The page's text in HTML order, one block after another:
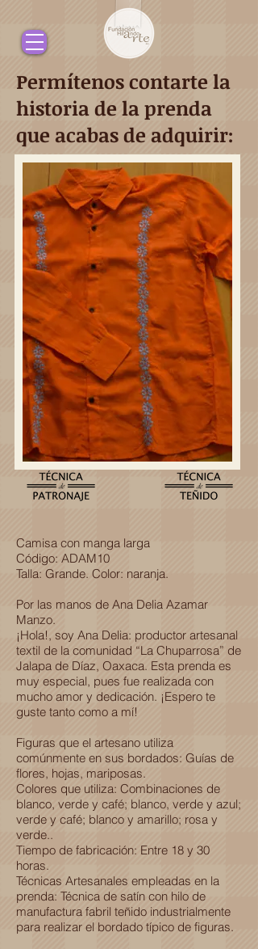
Permítenos contarte la
historia de la prenda
que acabas de adquirir:
Camisa con manga larga
Código: ADAM10
Talla: Grande. Color: naranja.
Por las manos de Ana Delia Azamar
Manzo.
¡Hola!, soy Ana Delia: productor artesanal
textil de la comunidad “La Chuparrosa” de
Jalapa de Díaz, Oaxaca. Esta prenda es
muy especial, pues fue realizada con
mucho amor y dedicación. ¡Espero te
guste tanto como a mí!
Figuras que el artesano utiliza
comúnmente en sus bordados: Guías de
flores, hojas, mariposas.
Colores que utiliza: Combinaciones de
blanco, verde y café; blanco, verde y azul;
verde y café; blanco y amarillo; rosa y
verde..
Tiempo de fabricación: Entre 18 y 30
horas.
Técnicas Artesanales empleadas en la
prenda: Técnica de satín con hilo de
manufactura fabril teñido industrialmente
para realizar el bordado típico de figuras.